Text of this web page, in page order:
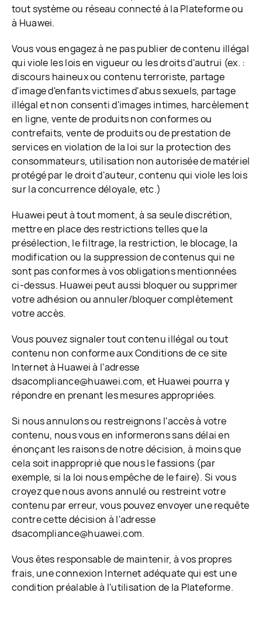
tout système ou réseau connecté à la Plateforme ou
à Huawei.
Vous vous engagez à ne pas publier de contenu illégal
qui viole les lois en vigueur ou les droits d'autrui (ex. :
discours haineux ou contenu terroriste, partage
d'image d'enfants victimes d'abus sexuels, partage
illégal et non consenti d'images intimes, harcèlement
en ligne, vente de produits non conformes ou
contrefaits, vente de produits ou de prestation de
services en violation de la loi sur la protection des
consommateurs, utilisation non autorisée de matériel
protégé par le droit d'auteur, contenu qui viole les lois
sur la concurrence déloyale, etc.)
Huawei peut à tout moment, à sa seule discrétion,
mettre en place des restrictions telles que la
présélection, le filtrage, la restriction, le blocage, la
modification ou la suppression de contenus qui ne
sont pas conformes à vos obligations mentionnées
ci-dessus. Huawei peut aussi bloquer ou supprimer
votre adhésion ou annuler/bloquer complètement
votre accès.
Vous pouvez signaler tout contenu illégal ou tout
contenu non conforme aux Conditions de ce site
Internet à Huawei à l'adresse
dsacompliance@huawei.com, et Huawei pourra y
répondre en prenant les mesures appropriées.
Si nous annulons ou restreignons l'accès à votre
contenu, nous vous en informerons sans délai en
énonçant les raisons de notre décision, à moins que
cela soit inapproprié que nous le fassions (par
exemple, si la loi nous empêche de le faire). Si vous
croyez que nous avons annulé ou restreint votre
contenu par erreur, vous pouvez envoyer une requête
contre cette décision à l'adresse
dsacompliance@huawei.com.
Vous êtes responsable de maintenir, à vos propres
frais, une connexion Internet adéquate qui est une
condition préalable à l'utilisation de la Plateforme.